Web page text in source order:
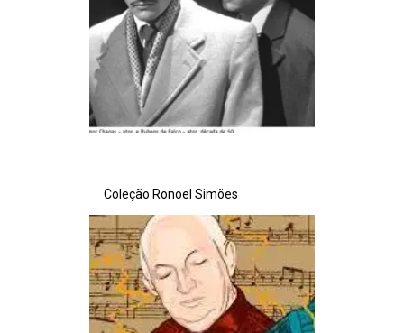
Coleção Ronoel Simões